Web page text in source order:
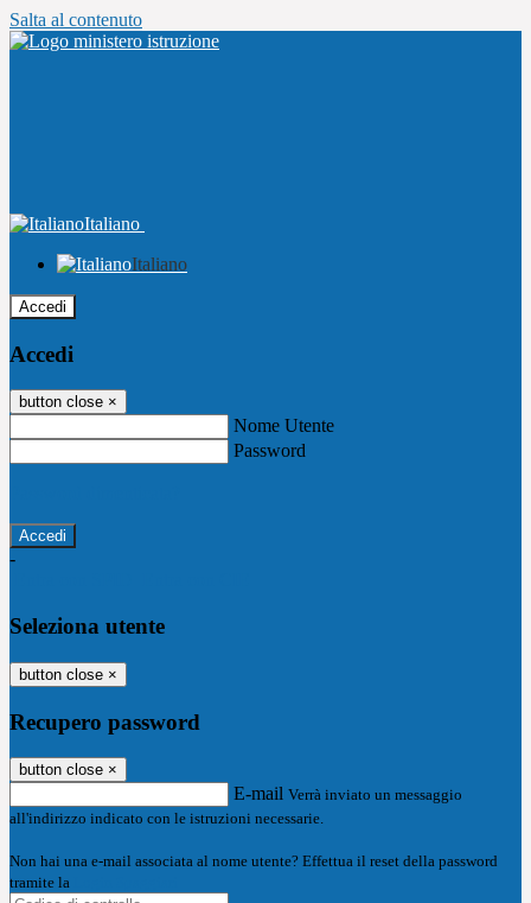
Salta al contenuto
Italiano
Italiano
Accedi
Accedi
button close ×
Nome Utente
Password
-
Seleziona utente
button close ×
Recupero password
button close ×
E-mail Verrà inviato un messaggio
all'indirizzo indicato con le istruzioni necessarie.
Non hai una e-mail associata al nome utente? Effettua il reset della password
tramite la